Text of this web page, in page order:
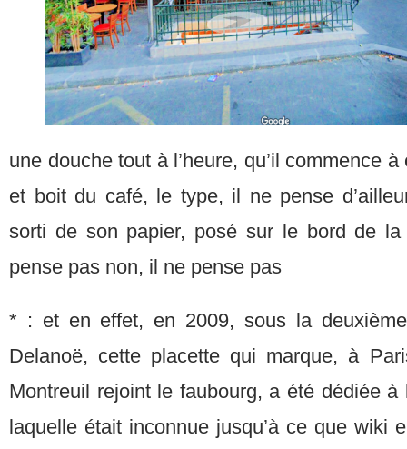
une douche tout à l’heure, qu’il commence
et boit du café, le type, il ne pense
sorti de son papier, posé sur le bord de
pense pas non, il ne pense pas
* : et en effet, en 2009, sous la
Delanoë, cette placette qui marque, à
Montreuil rejoint le faubourg, a été dédiée à
laquelle était inconnue jusqu’à ce que wiki